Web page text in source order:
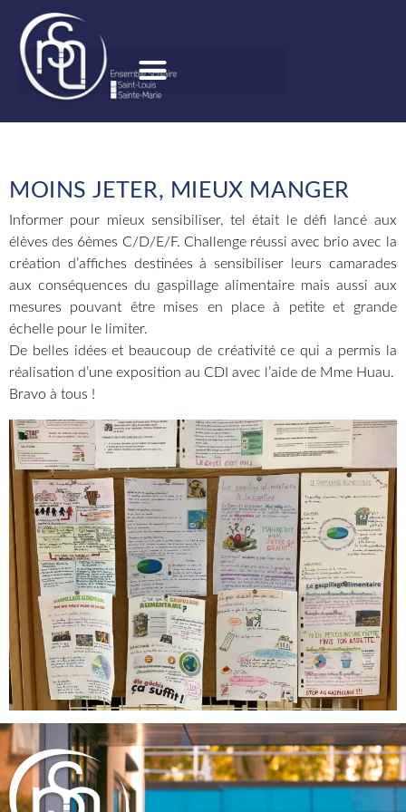
MOINS JETER, MIEUX MANGER
Informer pour mieux sensibiliser, tel était le défi lancé aux
élèves des 6èmes C/D/E/F. Challenge réussi avec brio avec la
création d’affiches destinées à sensibiliser leurs camarades
aux conséquences du gaspillage alimentaire mais aussi aux
mesures pouvant être mises en place à petite et grande
échelle pour le limiter.
De belles idées et beaucoup de créativité ce qui a permis la
réalisation d’une exposition au CDI avec l’aide de Mme Huau.
Bravo à tous !